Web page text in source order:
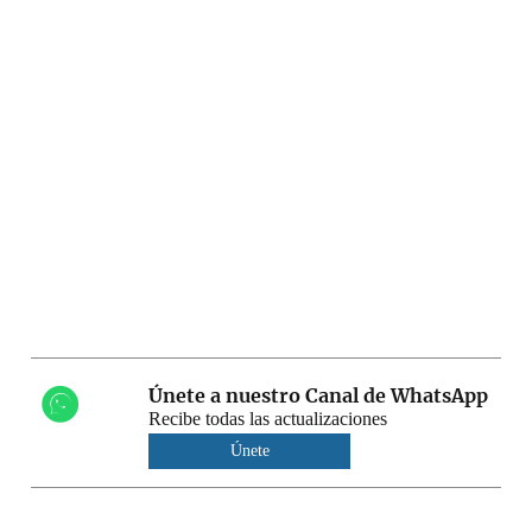
Únete a nuestro Canal de WhatsApp
Recibe todas las actualizaciones
Únete